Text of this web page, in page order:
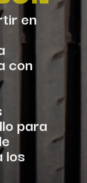
en
con
para
los